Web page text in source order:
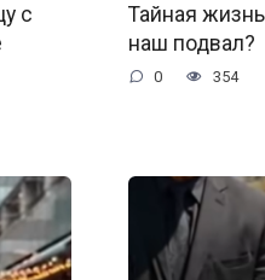
с
Тайная
наш подвал?
0 354